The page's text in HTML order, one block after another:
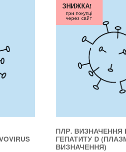
ПЛР. ВИЗНАЧЕННЯ
ГЕПАТИТУ D
ВИЗНАЧЕННЯ)
ЗНИЖКА!
при покупці
через сайт